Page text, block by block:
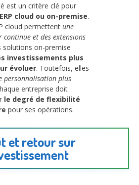
est un critère clé pour
ERP cloud ou on-premise.
cloud permettent une
continue et des extensions
solutions on-premise
investissements plus
évoluer. Toutefois, elles
personnalisation plus
entreprise doit
le degré de flexibilité
pour ses opérations.
et retour sur